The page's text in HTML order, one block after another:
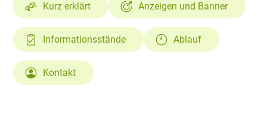
Kurz erklärt Anzeigen und Banner
Informationsstände Ablauf
Kontakt